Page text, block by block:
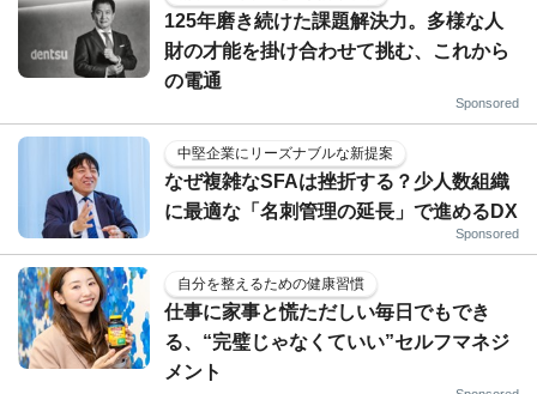
125年磨き続けた課題解決力。多様な人
財の才能を掛け合わせて挑む、これから
の電通
Sponsored
中堅企業にリーズナブルな新提案
なぜ複雑なSFAは挫折する？少人数組織
に最適な「名刺管理の延長」で進めるDX
Sponsored
自分を整えるための健康習慣
仕事に家事と慌ただしい毎日でもでき
る、“完璧じゃなくていい”セルフマネジ
メント